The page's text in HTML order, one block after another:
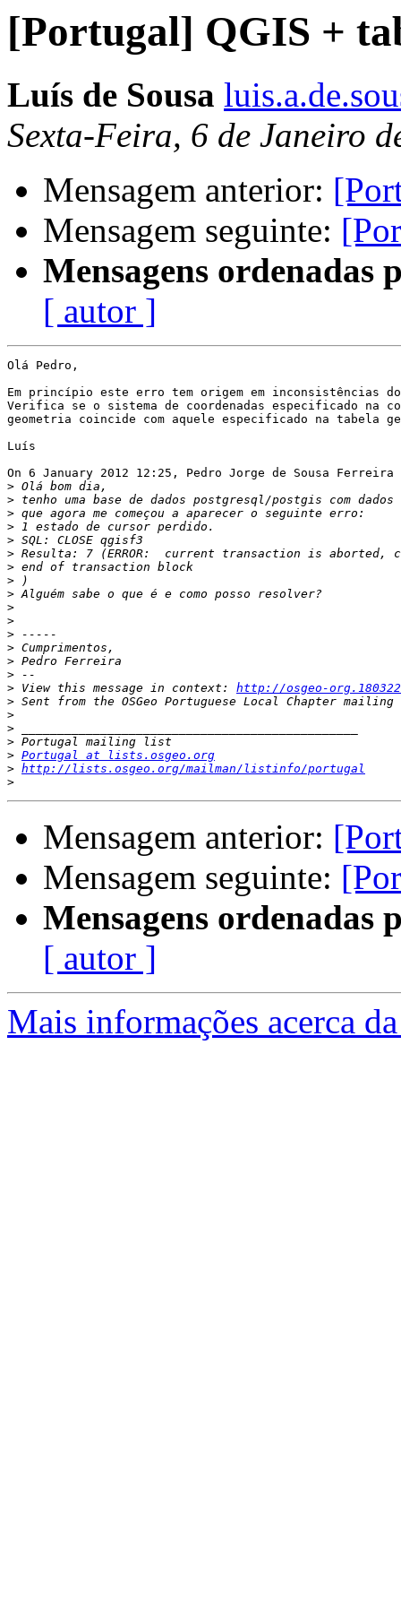
[Portugal] QGIS +
Luís de Sousa
Sexta-Feira, 6 de Janeiro
Mensagem anterior:
Mensagem seguinte:
Mensagens ordenadas
[ autor ]
Olá Pedro,
Em princípio este erro tem origem em inconsistências
Verifica se o sistema de coordenadas especificado na
geometria coincide com aquele especificado na tabela
Luís
On 6 January 2012 12:25, Pedro Jorge de Sousa Ferreira
>
>
>
>
>
>
>
>
>
>
>
>
>
>
>
> View this message in context: http://osgeo-
>
>
>
>
> Portugal at lists.osgeo.org
> http://lists.osgeo.org/mailman/listinfo/portugal
>
Mensagem anterior:
Mensagem seguinte:
Mensagens ordenadas
[ autor ]
Mais informações acerca